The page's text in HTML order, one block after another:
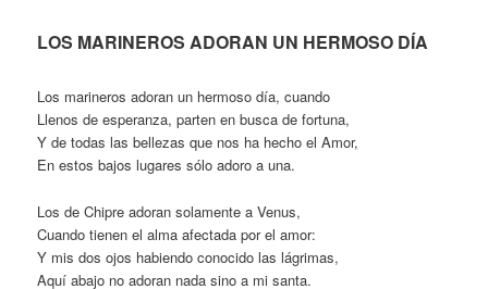
LOS MARINEROS ADORAN UN HERMOSO DÍA
Los marineros adoran un hermoso día, cuando
Llenos de esperanza, parten en busca de fortuna,
Y de todas las bellezas que nos ha hecho el Amor,
En estos bajos lugares sólo adoro a una.
Los de Chipre adoran solamente a Venus,
Cuando tienen el alma afectada por el amor:
Y mis dos ojos habiendo conocido las lágrimas,
Aquí abajo no adoran nada sino a mi santa.